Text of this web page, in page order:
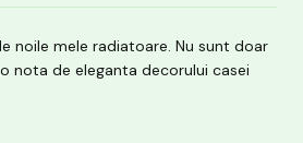
noile mele radiatoare. Nu sunt doar
nota de eleganta decorului casei